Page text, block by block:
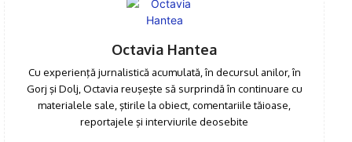
Octavia Hantea
Cu experienţă jurnalistică acumulată, în decursul anilor, în
Gorj şi Dolj, Octavia reuşeşte să surprindă în continuare cu
materialele sale, ştirile la obiect, comentariile tăioase,
reportajele şi interviurile deosebite